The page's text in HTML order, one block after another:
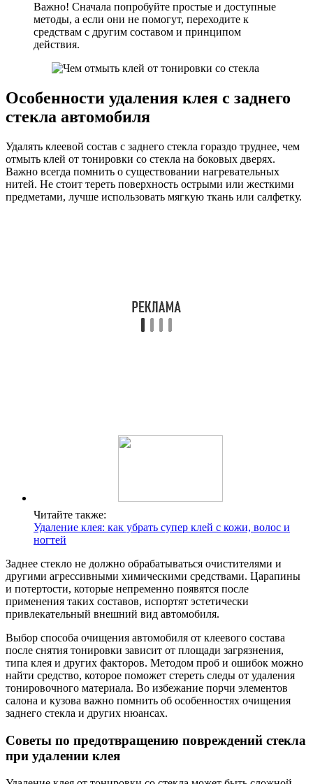
Важно! Сначала попробуйте простые и доступные
методы, а если они не помогут, переходите к
средствам с другим составом и принципом
действия.
Особенности удаления клея с заднего
стекла автомобиля
Удалять клеевой состав с заднего стекла гораздо труднее, чем
отмыть клей от тонировки со стекла на боковых дверях.
Важно всегда помнить о существовании нагревательных
нитей. Не стоит тереть поверхность острыми или жесткими
предметами, лучше использовать мягкую ткань или салфетку.
Читайте также:
Удаление клея: как убрать супер клей с кожи, волос и
ногтей
Заднее стекло не должно обрабатываться очистителями и
другими агрессивными химическими средствами. Царапины
и потертости, которые непременно появятся после
применения таких составов, испортят эстетически
привлекательный внешний вид автомобиля.
Выбор способа очищения автомобиля от клеевого состава
после снятия тонировки зависит от площади загрязнения,
типа клея и других факторов. Методом проб и ошибок можно
найти средство, которое поможет стереть следы от удаления
тонировочного материала. Во избежание порчи элементов
салона и кузова важно помнить об особенностях очищения
заднего стекла и других нюансах.
Советы по предотвращению повреждений стекла
при удалении клея